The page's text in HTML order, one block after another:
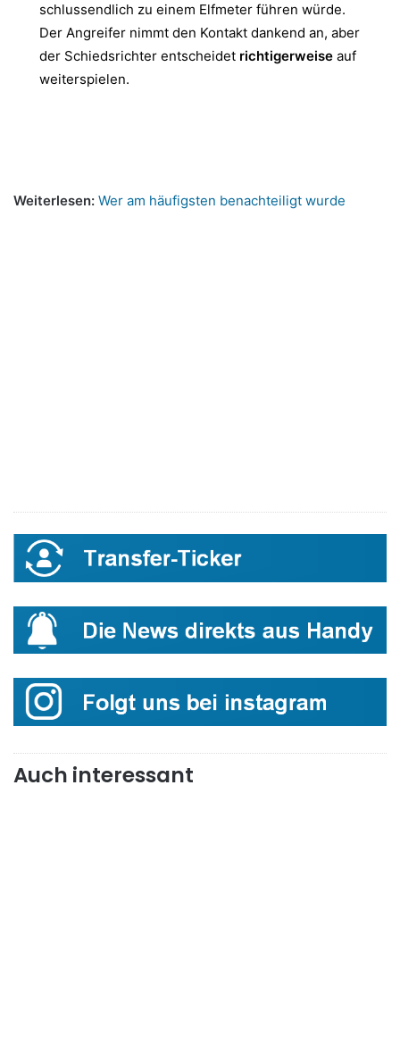
schlussendlich zu einem Elfmeter führen würde.
Der Angreifer nimmt den Kontakt dankend an, aber
der Schiedsrichter entscheidet richtigerweise auf
weiterspielen.
Weiterlesen: Wer am häufigsten benachteiligt wurde
Auch interessant